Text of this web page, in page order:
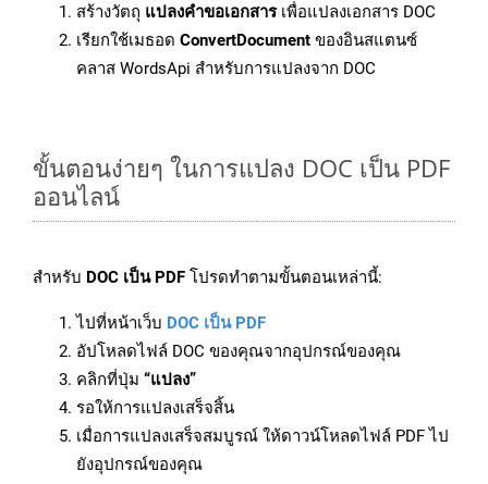
สร้างวัตถุ แปลงคำขอเอกสารเพื่อแปลงเอกสาร DOC
เรียกใช้เมธอด ConvertDocument ของอินสแตนซ์
คลาส WordsApi สำหรับการแปลงจาก DOC
ขั้นตอนง่ายๆ ในการแปลง DOC เป็น PDF
ออนไลน์
สำหรับ DOC เป็น PDF โปรดทำตามขั้นตอนเหล่านี้:
ไปที่หน้าเว็บ DOC เป็น PDF
อัปโหลดไฟล์ DOC ของคุณจากอุปกรณ์ของคุณ
คลิกที่ปุ่ม “แปลง”
รอให้การแปลงเสร็จสิ้น
เมื่อการแปลงเสร็จสมบูรณ์ ให้ดาวน์โหลดไฟล์ PDF ไป
ยังอุปกรณ์ของคุณ